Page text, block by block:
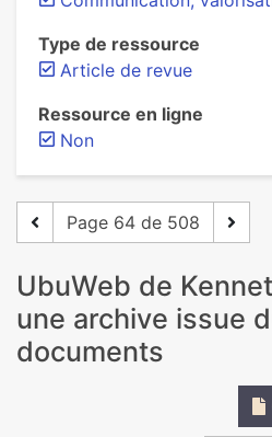
Type de ressource
Article de revue
Ressource en ligne
Non
Page 64 de 508
UbuWeb de
une archive issue
documents